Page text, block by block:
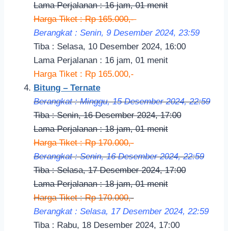
Lama Perjalanan : 16 jam, 01 menit
Harga Tiket : Rp 165.000,-
Berangkat : Senin, 9 Desember 2024, 23:59
Tiba : Selasa, 10 Desember 2024, 16:00
Lama Perjalanan : 16 jam, 01 menit
Harga Tiket : Rp 165.000,-
Bitung – Ternate
Berangkat : Minggu, 15 Desember 2024, 22:59
Tiba : Senin, 16 Desember 2024, 17:00
Lama Perjalanan : 18 jam, 01 menit
Harga Tiket : Rp 170.000,-
Berangkat : Senin, 16 Desember 2024, 22:59
Tiba : Selasa, 17 Desember 2024, 17:00
Lama Perjalanan : 18 jam, 01 menit
Harga Tiket : Rp 170.000,-
Berangkat : Selasa, 17 Desember 2024, 22:59
Tiba : Rabu, 18 Desember 2024, 17:00